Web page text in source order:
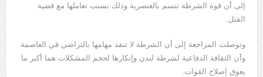
إلى أن قوة الشرطة تتسم بالعنصرية وذلك بسبب تعاملها مع قضية
القتل.
وتوصلت المراجعة إلى أن الشرطة لا تنفذ مهامها بالتراضي في العاصمة
وأن الثقافة الدفاعية لشرطة لندن وإنكارها لحجم المشكلات هما أكبر ما
يعوق إصلاح القوات.